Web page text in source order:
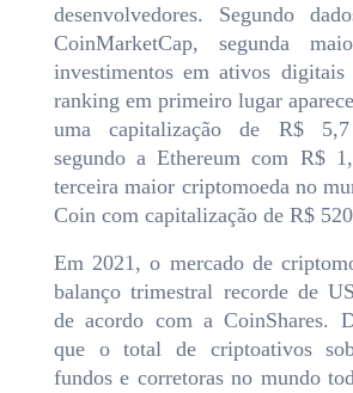
desenvolvedores. Segundo
CoinMarketCap, segunda
investimentos em ativos
ranking em primeiro lugar
uma capitalização de R$
segundo a Ethereum com R$
terceira maior criptomoeda no
Coin com capitalização de R$
Em 2021, o mercado de
balanço trimestral recorde de
de acordo com a CoinShares.
que o total de criptoativos
fundos e corretoras no mundo